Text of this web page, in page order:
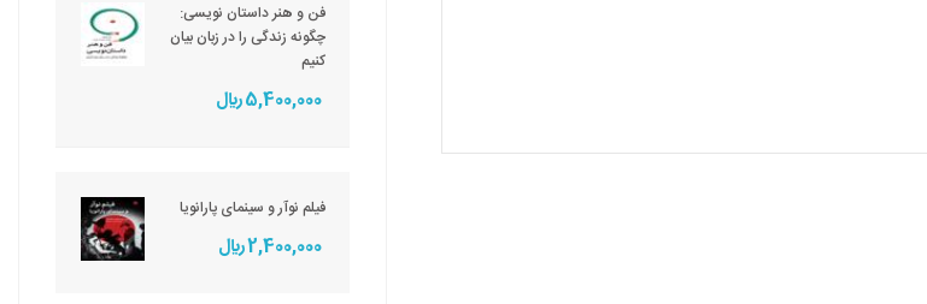
فن و هنر داستان نویسی:
چگونه زندگی را در زبان بیان
کنیم
5,400,000 ريال
فیلم نوآر و سینمای پارانویا
2,400,000 ريال